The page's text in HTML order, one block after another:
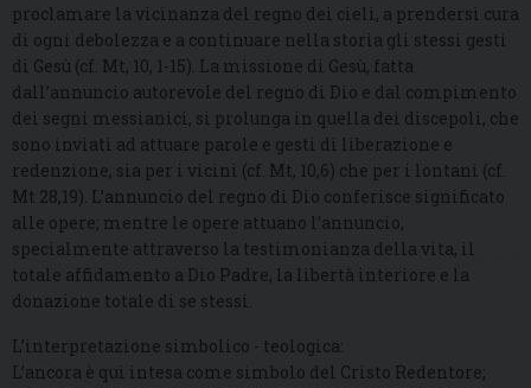
proclamare la vicinanza del regno dei cieli, a prendersi cura
di ogni debolezza e a continuare nella storia gli stessi gesti
di Gesù (cf. Mt, 10, 1-15). La missione di Gesù, fatta
dall’annuncio autorevole del regno di Dio e dal compimento
dei segni messianici, si prolunga in quella dei discepoli, che
sono inviati ad attuare parole e gesti di liberazione e
redenzione, sia per i vicini (cf. Mt, 10,6) che per i lontani (cf.
Mt 28,19). L’annuncio del regno di Dio conferisce significato
alle opere; mentre le opere attuano l’annuncio,
specialmente attraverso la testimonianza della vita, il
totale affidamento a Dio Padre, la libertà interiore e la
donazione totale di se stessi.
L’interpretazione simbolico - teologica:
L’ancora è qui intesa come simbolo del Cristo Redentore;